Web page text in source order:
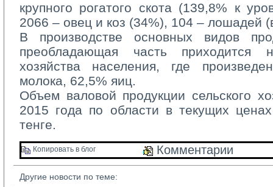
крупного рогатого скота (139,8% к
2066 – овец и коз (34%), 104 – лошадей
В производстве основных видов
преобладающая часть приходится
хозяйства населения, где
молока, 62,5% яиц.
Объем валовой продукции сельского
2015 года по области в текущих
тенге.
Копировать в блог Комментарии
Другие новости по теме: